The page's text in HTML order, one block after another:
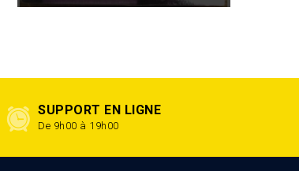
SUPPORT EN LIGNE
De 9h00 à 19h00